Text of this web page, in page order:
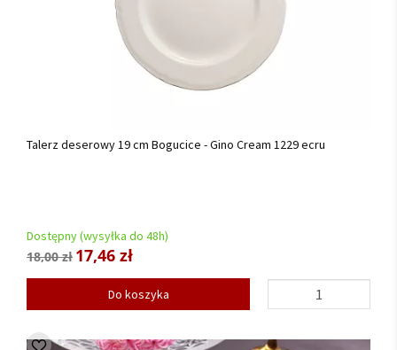
Talerz deserowy 19 cm Bogucice - Gino Cream 1229 ecru
Dostępny (wysyłka do 48h)
18,00 zł 17,46 zł
Do koszyka